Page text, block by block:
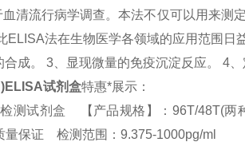
清流行病学调查。本法不仅可以用来测
ELISA法在生物医学各领域的应用范围
成。 3、显现微量的免疫沉淀反应。 4
ELISA试剂盒特惠*展示：
测试剂盒 【产品规格】：96T/48T(两
量保证 检测范围：9.375-1000pg/ml